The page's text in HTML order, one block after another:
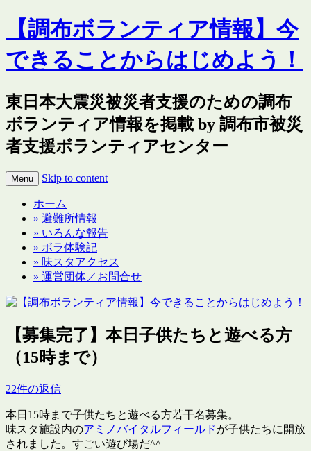
【調布ボランティア情報】今
できることからはじめよう！
東日本大震災被災者支援のための調布
ボランティア情報を掲載 by 調布市被災
者支援ボランティアセンター
Menu Skip to content
ホーム
» 避難所情報
» いろんな報告
» ボラ体験記
» 味スタアクセス
» 運営団体／お問合せ
【募集完了】本日子供たちと遊べる方
（15時まで）
22件の返信
本日15時まで子供たちと遊べる方若干名募集。
味スタ施設内のアミノバイタルフィールドが子供たちに開放
されました。すごい遊び場だ^^